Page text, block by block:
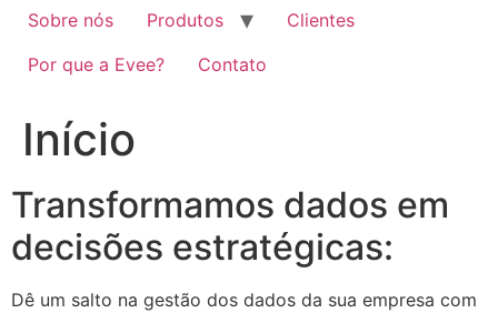
Sobre nós Produtos
Clientes
Por que a Evee?
Contato
Início
Transformamos dados em
decisões estratégicas:
Dê um salto na gestão dos dados da sua empresa com